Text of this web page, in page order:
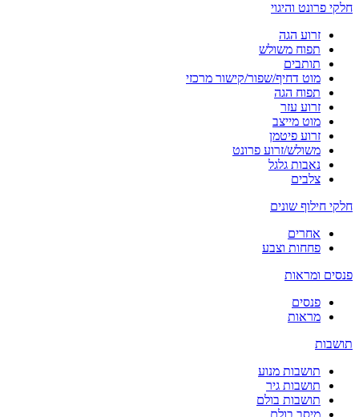
חלקי פרונט והיגוי
זרוע הגה
תפוח משולש
תותבים
מוט דחיף/שפור/קישור מרכזי
תפוח הגה
זרוע עזר
מוט מייצב
זרוע פיטמן
משולש/זרוע פרונט
נאבות גלגל
צלבים
חלקי חילוף שונים
אחרים
פחחות וצבע
פנסים ומראות
פנסים
מראות
תושבות
תושבות מנוע
תושבות גיר
תושבות בולם
מיסב בולם